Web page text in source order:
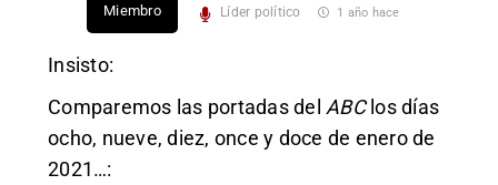
Miembro Líder político 1 año hace
Insisto:
Comparemos las portadas del ABClos días
ocho, nueve, diez, once y doce de enero de
2021…: